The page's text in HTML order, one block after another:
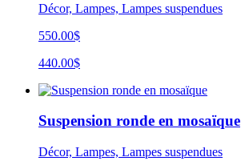
Décor, Lampes, Lampes suspendues
550.00$
440.00$
Suspension ronde en mosaïque
Décor, Lampes, Lampes suspendues